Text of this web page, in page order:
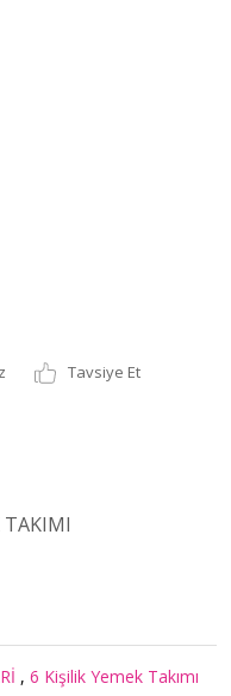
Tavsiye Et
TAKIMI
,6 Kişilik Yemek Takımı